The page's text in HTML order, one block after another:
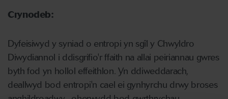
Crynodeb:
Dyfeisiwyd y syniad o entropi yn sgîl y Chwyldro
Diwydiannol i ddisgrifio'r ffaith na allai peiriannau gwres
byth fod yn hollol effeithlon. Yn ddiweddarach,
deallwyd bod entropi'n cael ei gynhyrchu drwy broses